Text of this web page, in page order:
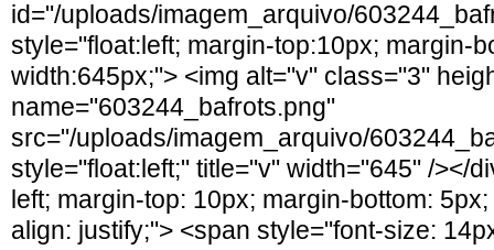
id="/uploads/imagem_arquivo/
style="float:left; margin-top:10px; margin-
width:645px;"> <img alt="v" class="3"
name="603244_bafrots.png"
src="/uploads/imagem_arquivo/
style="float:left;" title="v" width="645" /></
left; margin-top: 10px; margin-bottom:
align: justify;"> <span style="font-size: